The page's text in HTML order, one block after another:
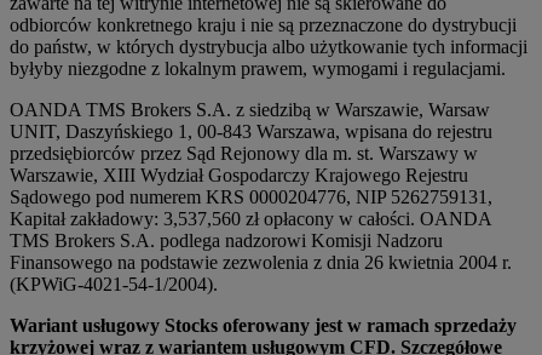
odbiorców konkretnego kraju i nie są przeznaczone do dystrybucji
do państw, w których dystrybucja albo użytkowanie tych informacji
byłyby niezgodne z lokalnym prawem, wymogami i regulacjami.
OANDA TMS Brokers S.A. z siedzibą w Warszawie, Warsaw
UNIT, Daszyńskiego 1, 00-843 Warszawa, wpisana do rejestru
przedsiębiorców przez Sąd Rejonowy dla m. st. Warszawy w
Warszawie, XIII Wydział Gospodarczy Krajowego Rejestru
Sądowego pod numerem KRS 0000204776, NIP 5262759131,
Kapitał zakładowy: 3,537,560 zł opłacony w całości. OANDA
TMS Brokers S.A. podlega nadzorowi Komisji Nadzoru
Finansowego na podstawie zezwolenia z dnia 26 kwietnia 2004 r.
(KPWiG-4021-54-1/2004).
Wariant usługowy Stocks oferowany jest w ramach sprzedaży
krzyżowej wraz z wariantem usługowym CFD. Szczegółowe